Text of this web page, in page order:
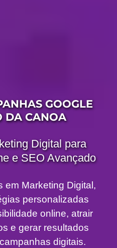
GOOGLE
DA CANOA
Digital para
e SEO Avançado
em Marketing Digital,
personalizadas
online, atrair
e gerar resultados
digitais.